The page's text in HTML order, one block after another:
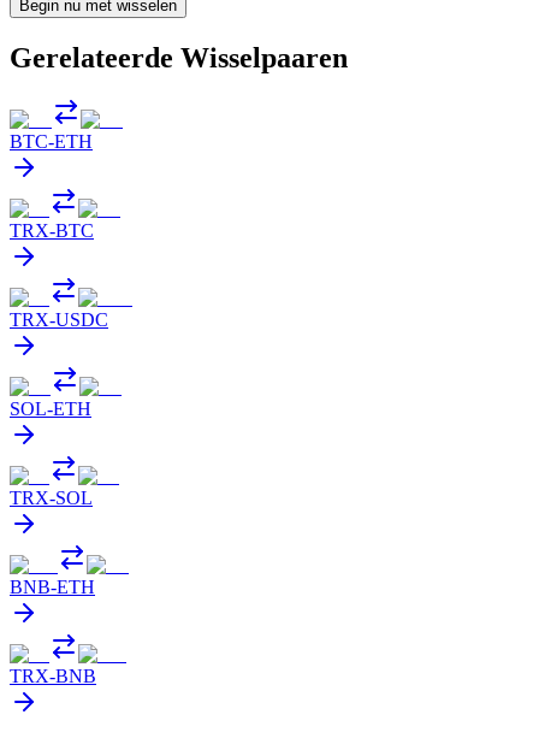
Begin nu met wisselen
Gerelateerde Wisselpaaren
BTC-ETH
TRX-BTC
TRX-USDC
SOL-ETH
TRX-SOL
BNB-ETH
TRX-BNB